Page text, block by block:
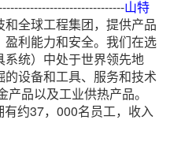
山特
和全球工程集团，提供产品
利能力和安全。我们在选
统）中处于世界领先地
的设备和工具、服务和技术
品以及工业供热产品。
约37，000名员工，收入